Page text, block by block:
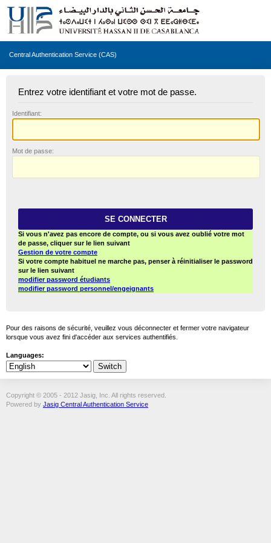
Central Authentication Service (CAS)
Entrez votre identifiant et votre mot de passe.
Identifiant:
Mot de passe:
Si vous n'avez pas encore de compte, ou si vous avez oublié votre mot
de passe, cliquer sur le lien suivant
Gestion de votre compte
Si votre compte habituel ne marche pas, penser à réinitialiser le password
sur le lien suivant
modifier password étudiants
modifier password personnel/engeignants
Pour des raisons de sécurité, veuillez vous déconnecter et fermer votre navigateur
lorsque vous avez fini d'accéder aux services authentifiés.
Languages:
Copyright © 2005 - 2012 Jasig, Inc. All rights reserved.
Powered by Jasig Central Authentication Service